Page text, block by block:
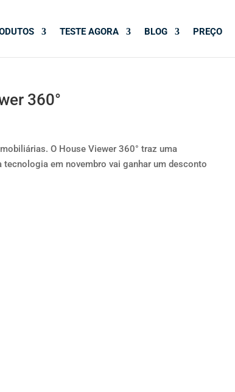
TESTE AGORA BLOG PREÇO
360°
O House Viewer 360° traz uma
em novembro vai ganhar um desconto